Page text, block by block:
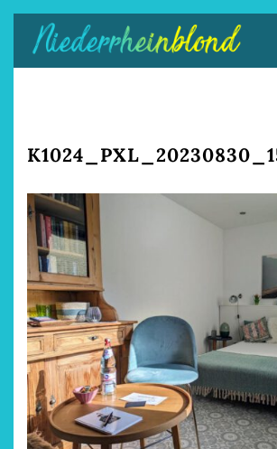
Zum
Inhalt
springen